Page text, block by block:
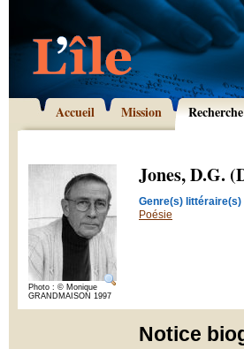
Accueil Mission Recherche
Photo : © Monique
GRANDMAISON 1997
Jones, D.G.
Genre(s) littéraire(s)
Poésie
Notice